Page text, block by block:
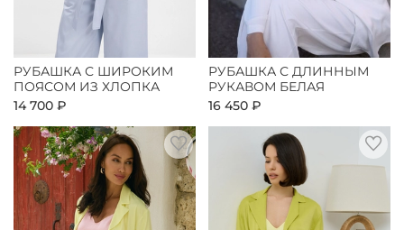
РУБАШКА С ШИРОКИМ
ПОЯСОМ ИЗ ХЛОПКА
14 700 ₽
РУБАШКА С ДЛИННЫМ
РУКАВОМ БЕЛАЯ
16 450 ₽